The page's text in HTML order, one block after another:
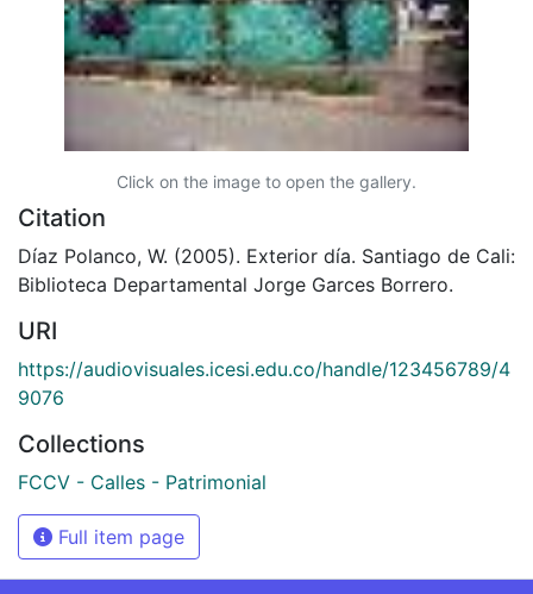
Click on the image to open the gallery.
Citation
Díaz Polanco, W. (2005). Exterior día. Santiago de Cali:
Biblioteca Departamental Jorge Garces Borrero.
URI
https://audiovisuales.icesi.edu.co/handle/123456789/4
9076
Collections
FCCV - Calles - Patrimonial
Full item page